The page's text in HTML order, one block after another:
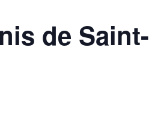
de Saint-